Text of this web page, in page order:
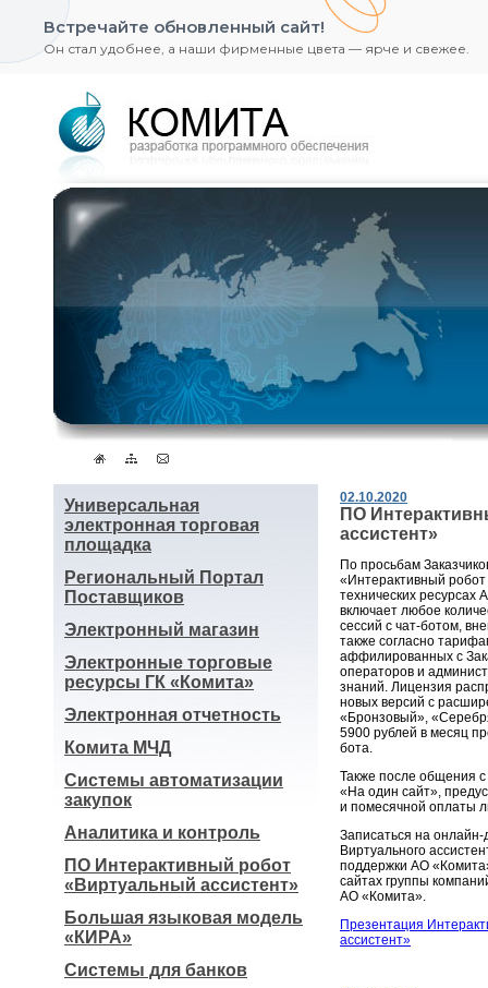
Встречайте обновленный сайт!
Он стал удобнее, а наши фирменные цвета — ярче и свежее.
Универсальная
электронная торговая
площадка
Региональный Портал
Поставщиков
Электронный магазин
Электронные торговые
ресурсы ГК «Комита»
Электронная отчетность
Комита МЧД
Системы автоматизации
закупок
Аналитика и контроль
ПО Интерактивный робот
«Виртуальный ассистент»
Большая языковая модель
«КИРА»
Системы для банков
02.10.2020
ПО
ассистент»
По просьбам
«Интерактивный
технических
включает любое
сессий с чат-ботом,
также согласно
аффилированных с
операторов и
знаний. Лицензия
новых версий с
«Бронзовый»,
5900 рублей в месяц
бота.
Также после общения
«На один сайт»,
и помесячной оплаты
Записаться на
Виртуального
поддержки АО
сайтах группы
АО «Комита».
Презентация
ассистент»